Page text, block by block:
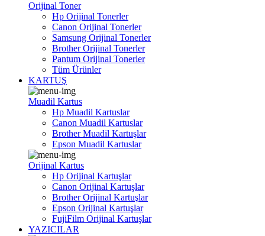
Orijinal Toner
Hp Orijinal Tonerler
Canon Orijinal Tonerler
Samsung Orijinal Tonerler
Brother Orijinal Tonerler
Pantum Orijinal Tonerler
Tüm Ürünler
KARTUŞ
Muadil Kartus
Hp Muadil Kartuslar
Canon Muadil Kartuslar
Brother Muadil Kartuşlar
Epson Muadil Kartuslar
Orijinal Kartus
Hp Orijinal Kartuşlar
Canon Orijinal Kartuşlar
Brother Orijinal Kartuşlar
Epson Orijinal Kartuşlar
FujiFilm Orijinal Kartuşlar
YAZICILAR